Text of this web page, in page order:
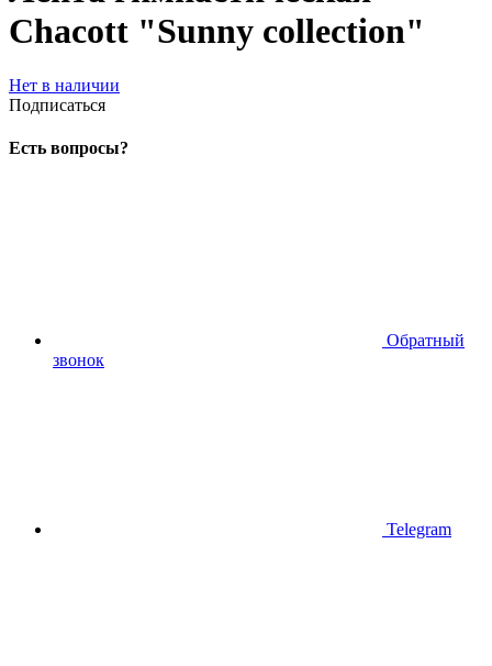
Chacott "Sunny collection"
Нет в наличии
Подписаться
Есть вопросы?
Обратный
звонок
Telegram